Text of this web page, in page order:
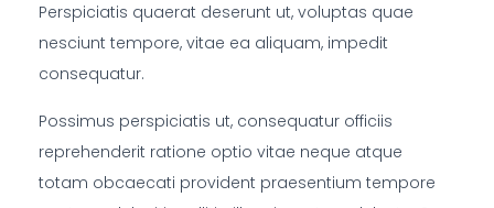
Perspiciatis quaerat deserunt ut, voluptas quae
nesciunt tempore, vitae ea aliquam, impedit
consequatur.
Possimus perspiciatis ut, consequatur officiis
reprehenderit ratione optio vitae neque atque
totam obcaecati provident praesentium tempore